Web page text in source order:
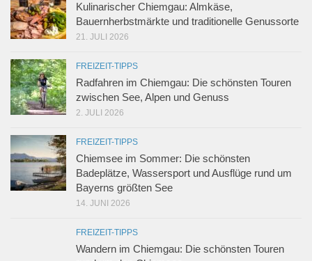
Kulinarischer Chiemgau: Almkäse,
Bauernherbstmärkte und traditionelle Genussorte
21. JULI 2026
FREIZEIT-TIPPS
Radfahren im Chiemgau: Die schönsten Touren
zwischen See, Alpen und Genuss
2. JULI 2026
FREIZEIT-TIPPS
Chiemsee im Sommer: Die schönsten
Badeplätze, Wassersport und Ausflüge rund um
Bayerns größten See
14. JUNI 2026
FREIZEIT-TIPPS
Wandern im Chiemgau: Die schönsten Touren